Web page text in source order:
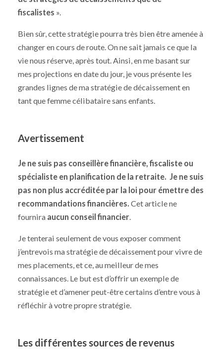
fiscalistes ».
Bien sûr, cette stratégie pourra très bien être amenée à
changer en cours de route. On ne sait jamais ce que la
vie nous réserve, après tout. Ainsi, en me basant sur
mes projections en date du jour, je vous présente les
grandes lignes de ma stratégie de décaissement en
tant que femme célibataire sans enfants.
Avertissement
Je ne suis pas conseillère financière, fiscaliste ou
spécialiste en planification de la retraite. Je ne suis
pas non plus accréditée par la loi pour émettre des
recommandations financières. Cet article ne
fournira aucun conseil financier.
Je tenterai seulement de vous exposer comment
j’entrevois ma stratégie de décaissement pour vivre de
mes placements, et ce, au meilleur de mes
connaissances. Le but est d’offrir un exemple de
stratégie et d’amener peut-être certains d’entre vous à
réfléchir à votre propre stratégie.
Les différentes sources de revenus